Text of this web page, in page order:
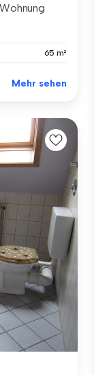
65 m²
Mehr sehen